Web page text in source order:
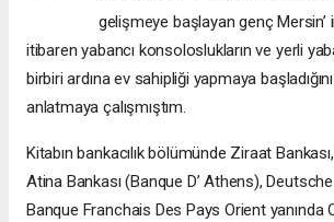
gelişmeye başlayan genç Mersin’
itibaren yabancı konsoloslukların ve yerli
birbiri ardına ev sahipliği yapmaya
anlatmaya çalışmıştım.
Kitabın bankacılık bölümünde Ziraat
Atina Bankası (Banque D’ Athens),
Banque Franchais Des Pays Orient yanında